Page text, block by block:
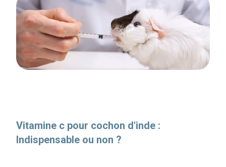
Vitamine c pour cochon d'inde​ :
Indispensable ou non ?